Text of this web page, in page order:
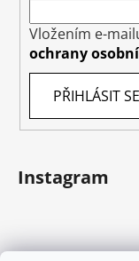
Vložením e-
ochrany
PŘIHLÁSIT SE
Instagram